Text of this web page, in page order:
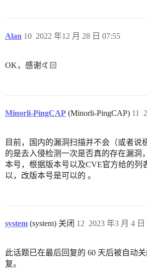
Alan 2022 年12 月 28 日 07:55
10
OK，感谢🤙🏻
Minorli-PingCAP (Minorli-PingCAP) 11
目前，国内的漏洞扫描并不会（或者说
的是去入侵检测一次是否真的存在漏洞
本号，根据版本号以及CVE官方给的列
以，改版本号是可以的 。
system (system) 关闭 2023 年3 月 4 日
12
此话题已在最后回复的 60 天后被自动
复。